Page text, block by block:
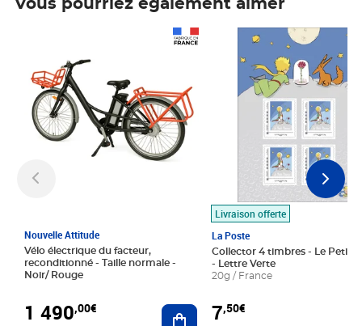
Vous pourriez également aimer
Nouvelle Attitude
Vélo électrique du facteur,
reconditionné - Taille normale -
Noir/ Rouge
1 490,00€ Ajouter au panier
Livraison offerte
La Poste
Collector 4 timbres - Le Petit
- Lettre Verte
20g / France
7,50€
Prix 7,50€